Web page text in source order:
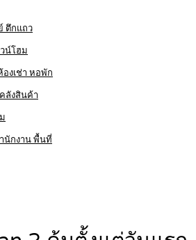
ตึกแถว
น์โฮม
งเช่า หอพัก
ลังสินค้า
นักงาน พื้นที่